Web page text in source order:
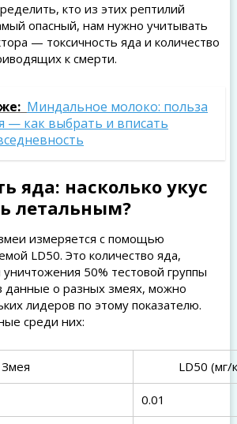
кто из этих рептилий
опасный, нам нужно учитывать
— токсичность яда и количество
к смерти.
Миндальное молоко: польза
— как выбрать и вписать
яда: насколько укус
летальным?
измеряется с помощью
LD50. Это количество яда,
50% тестовой группы
данные о разных змеях, можно
лидеров по этому показателю.
среди них:
Змея LD50 (мг/
0.01